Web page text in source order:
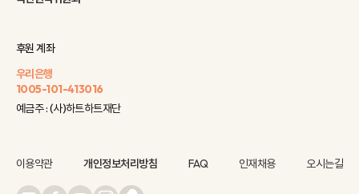
후원 계좌
우리은행
1005-101-413016
예금주 : (사)하트하트재단
이용약관 개인정보처리방침 FAQ 인재채용 오시는길